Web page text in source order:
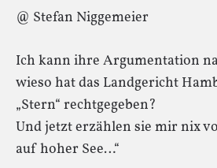
@ Stefan Niggemeier
Ich kann ihre Argumentation
wieso hat das Landgericht
„Stern“ rechtgegeben?
Und jetzt erzählen sie mir nix
auf hoher See…“